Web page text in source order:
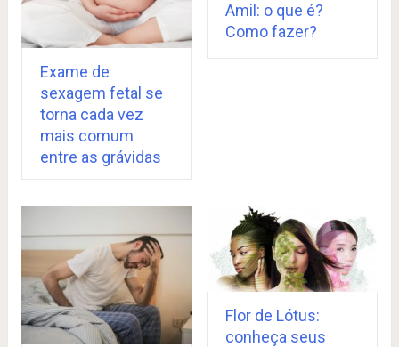
Exame de
sexagem fetal se
torna cada vez
mais comum
entre as grávidas
Amil: o que é?
Como fazer?
Flor de Lótus:
conheça seus